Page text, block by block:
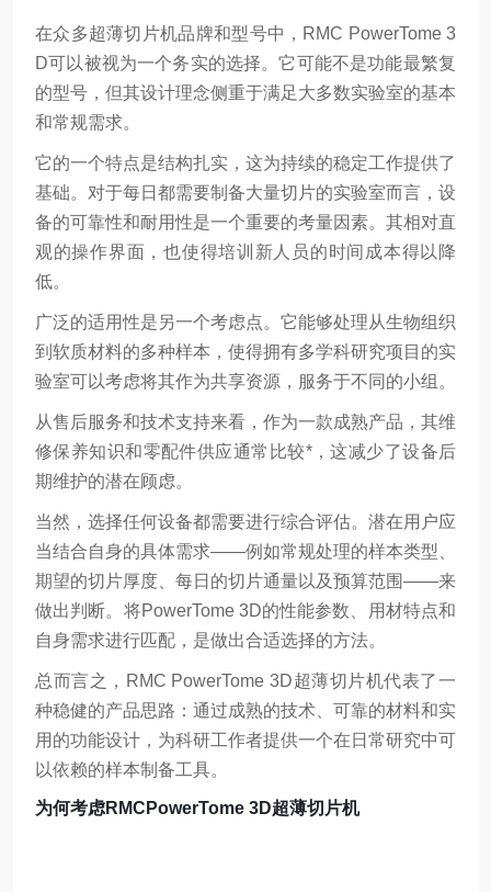
在众多超薄切片机品牌和型号中，RMC PowerTome 3
D可以被视为一个务实的选择。它可能不是功能最繁复
的型号，但其设计理念侧重于满足大多数实验室的基本
和常规需求。
它的一个特点是结构扎实，这为持续的稳定工作提供了
基础。对于每日都需要制备大量切片的实验室而言，设
备的可靠性和耐用性是一个重要的考量因素。其相对直
观的操作界面，也使得培训新人员的时间成本得以降
低。
广泛的适用性是另一个考虑点。它能够处理从生物组织
到软质材料的多种样本，使得拥有多学科研究项目的实
验室可以考虑将其作为共享资源，服务于不同的小组。
从售后服务和技术支持来看，作为一款成熟产品，其维
修保养知识和零配件供应通常比较*，这减少了设备后
期维护的潜在顾虑。
当然，选择任何设备都需要进行综合评估。潜在用户应
当结合自身的具体需求——例如常规处理的样本类型、
期望的切片厚度、每日的切片通量以及预算范围——来
做出判断。将PowerTome 3D的性能参数、用材特点和
自身需求进行匹配，是做出合适选择的方法。
总而言之，RMC PowerTome 3D超薄切片机代表了一
种稳健的产品思路：通过成熟的技术、可靠的材料和实
用的功能设计，为科研工作者提供一个在日常研究中可
以依赖的样本制备工具。
为何考虑RMCPowerTome 3D超薄切片机